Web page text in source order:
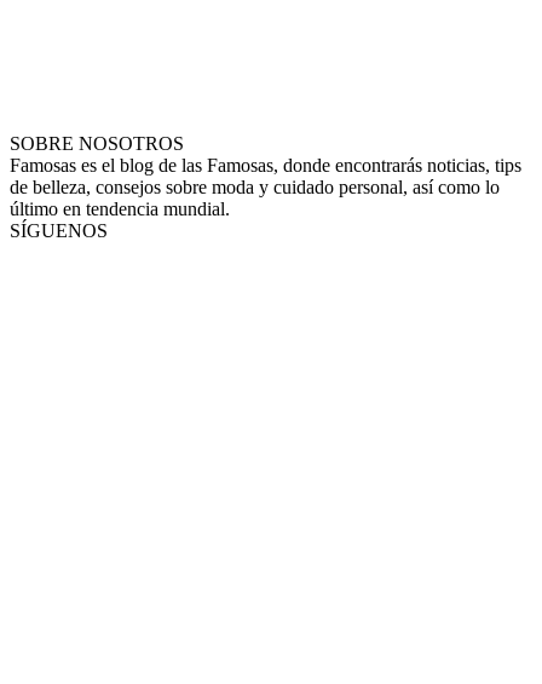
SOBRE NOSOTROS
Famosas es el blog de las Famosas, donde encontrarás noticias, tips
de belleza, consejos sobre moda y cuidado personal, así como lo
último en tendencia mundial.
SÍGUENOS